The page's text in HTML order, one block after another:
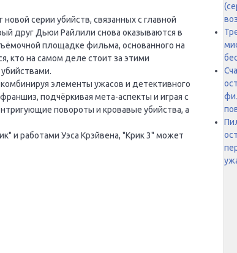
серии убийств, связанных с главной
друг Дьюи Райлили снова оказываются в
площадке фильма, основанного на
кто на самом деле стоит за этими
элементы ужасов и детективного
подчёркивая мета-аспекты и играя с
повороты и кровавые убийства, а
и работами Уэса Крэйвена, "Крик 3" может